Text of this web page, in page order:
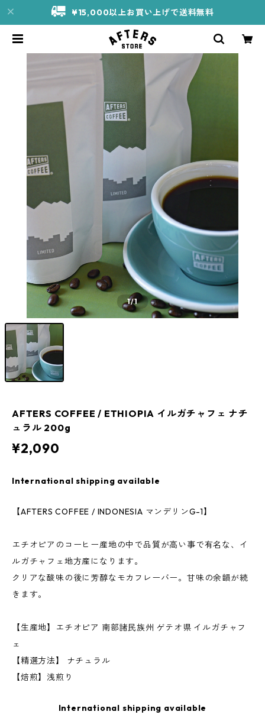
¥15,000以上お買い上げで送料無料
1/1
AFTERS COFFEE / ETHIOPIA イルガチャフェ ナチ
ュラル 200g
¥2,090
International shipping available
【AFTERS COFFEE / INDONESIA マンデリンG-1】
エチオピアのコーヒー産地の中で品質が高い事で有名な、イ
ルガチャフェ地方産になります。
クリアな酸味の後に芳醇なモカフレーバー。甘味の余韻が続
きます。
【生産地】エチオピア 南部諸民族州 ゲテオ県 イルガチャフ
ェ
【精選方法】 ナチュラル
【焙煎】浅煎り
International shipping available